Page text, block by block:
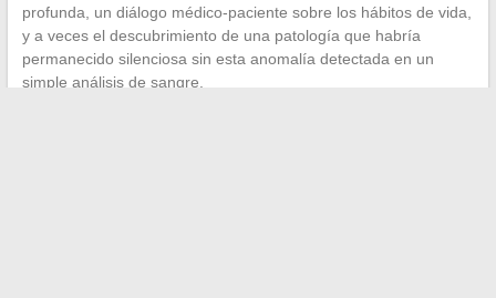
profunda, un diálogo médico-paciente sobre los hábitos de vida,
y a veces el descubrimiento de una patología que habría
permanecido silenciosa sin esta anomalía detectada en un
simple análisis de sangre.